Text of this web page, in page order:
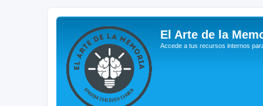
El Arte de la
Accede a tus recursos internos